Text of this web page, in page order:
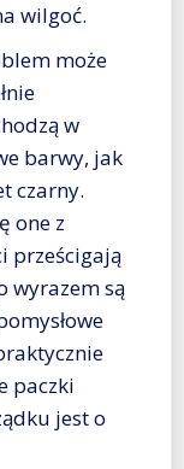
wilgoć.
może
w
barwy, jak
czarny.
one z
prześcigają
wyrazem są
paczki
jest o